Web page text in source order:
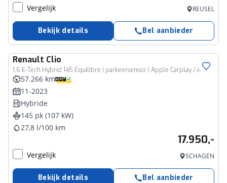
Vergelijk REUSEL
Bekijk details Bel aanbieder
Renault Clio
1.6 E-Tech Hybrid 145 Equilibre | parkeersensor | Apple Carplay / Android Auto | tijdelijk gratis Top Afleverpakket twv Eur 695
57.266 km
11-2023
Hybride
145 pk (107 kW)
27,8 l/100 km
17.950,-
Vergelijk SCHAGEN
Bekijk details Bel aanbieder